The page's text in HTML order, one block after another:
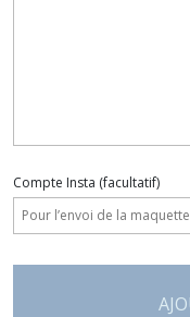
Compte Insta (facultatif)